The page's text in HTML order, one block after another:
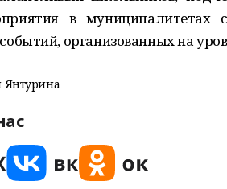
в
организованных на
Янтурина